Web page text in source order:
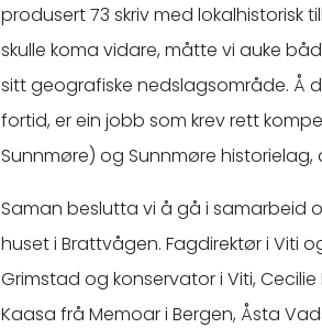
produsert 73 skriv med lokalhistorisk
skulle koma vidare, måtte vi auke
sitt geografiske nedslagsområde. Å
fortid, er ein jobb som krev rett
Sunnmøre) og Sunnmøre historielag,
Saman beslutta vi å gå i samarbeid
huset i Brattvågen. Fagdirektør i Viti
Grimstad og konservator i Viti,
Kaasa frå Memoar i Bergen, Åsta